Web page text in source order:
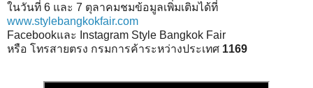
ในวันที่ 6 และ 7 ตุลาคมชมข้อมูลเพิ่มเติมได้ที่
www.stylebangkokfair.com
Facebookและ Instagram Style Bangkok Fair
หรือ โทรสายตรง กรมการค้าระหว่างประเทศ 1169